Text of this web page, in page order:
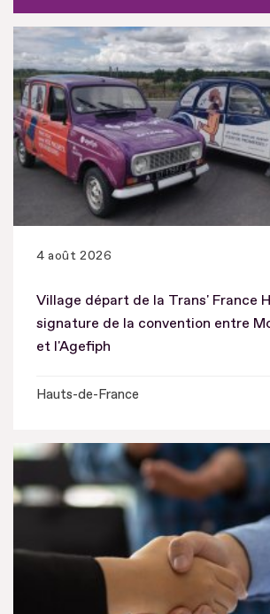
4 août 2026
Village départ de la Trans' France
signature de la convention entre
et l'Agefiph
Hauts-de-France